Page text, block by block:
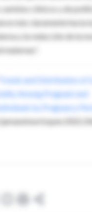
clínicos y de
más claramente hacia
y la reducción de la
Trends and Distribution of
Among Pregnant and
by Pregnancy